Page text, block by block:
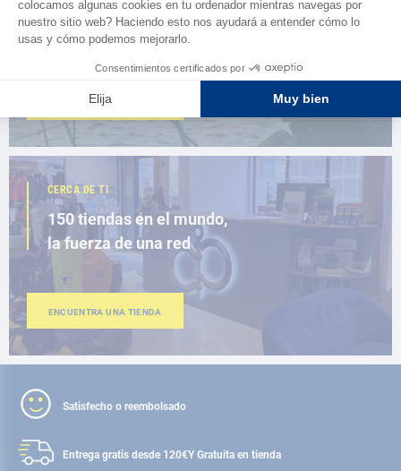
¿Eres apasionado?
Benefíciate de ventajas exclusivas
AD FIDELITY
CERCA DE TI
150 tiendas en el mundo,
la fuerza de una red
ENCUENTRA UNA TIENDA
Satisfecho o reembolsado
Entrega gratis desde 120€Y Gratuita en tienda